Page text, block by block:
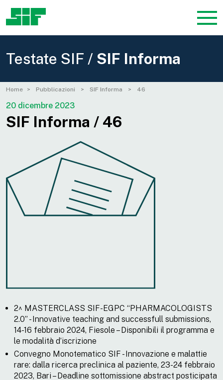
Testate SIF / SIF Informa
Home Pubblicazioni SIF Informa 46
20 dicembre 2023
SIF Informa / 46
2^ MASTERCLASS SIF-EGPC “PHARMACOLOGISTS
2.0” - Innovative teaching and successfull submissions,
14-16 febbraio 2024, Fiesole – Disponibili il programma e
le modalità d’iscrizione
Convegno Monotematico SIF - Innovazione e malattie
rare: dalla ricerca preclinica al paziente, 23-24 febbraio
2023, Bari – Deadline sottomissione abstract posticipata